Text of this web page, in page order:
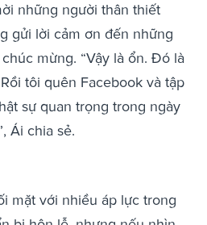
những người thân thiết
gửi lời cảm ơn đến những
mừng. “Vậy là ổn. Đó là
tôi quên Facebook và tập
sự quan trọng trong ngày
Ái chia sẻ.
mặt với nhiều áp lực trong